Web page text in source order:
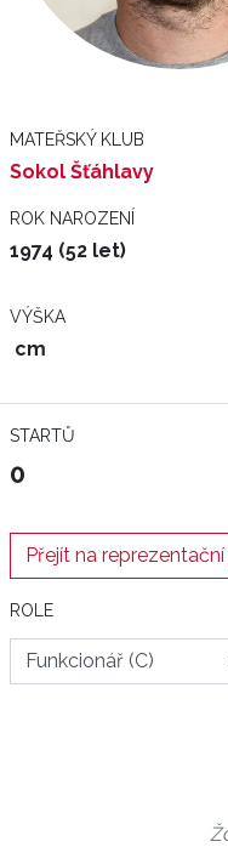
MATEŘSKÝ KLUB
Sokol Šťáhlavy
ROK NAROZENÍ
1974 (52 let)
VÝŠKA
cm
STARTŮ
0
Přejít na
ROLE